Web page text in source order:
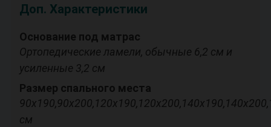
Доп. Характеристики
Основание под матрас
Ортопедические ламели, обычные 6,2 см и
усиленные 3,2 см
Размер спального места
см